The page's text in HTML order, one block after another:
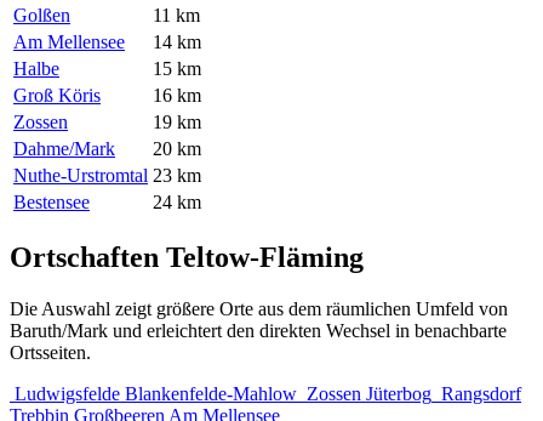
Golßen
11 km
Am Mellensee
14 km
Halbe
15 km
Groß Köris
16 km
Zossen
19 km
Dahme/Mark
20 km
Nuthe-Urstromtal 23 km
Bestensee
24 km
Ortschaften Teltow-Fläming
Die Auswahl zeigt größere Orte aus dem räumlichen Umfeld von
Baruth/Mark und erleichtert den direkten Wechsel in benachbarte
Ortsseiten.
Ludwigsfelde Blankenfelde-Mahlow Zossen Jüterbog Rangsdorf
Trebbin Großbeeren Am Mellensee